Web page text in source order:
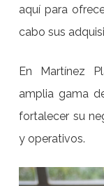
aquí para
cabo sus
En Martínez
amplia gama
fortalecer su
y operativos.